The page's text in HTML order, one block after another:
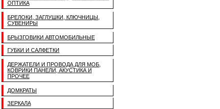
ОПТИКА
БРЕЛОКИ, ЗАГЛУШКИ, КЛЮЧНИЦЫ,
СУВЕНИРЫ
БРЫЗГОВИКИ АВТОМОБИЛЬНЫЕ
ГУБКИ И САЛФЕТКИ
ДЕРЖАТЕЛИ И ПРОВОДА ДЛЯ МОБ,
КОВРИКИ ПАНЕЛИ, АКУСТИКА И
ПРОЧЕЕ
ДОМКРАТЫ
ЗЕРКАЛА